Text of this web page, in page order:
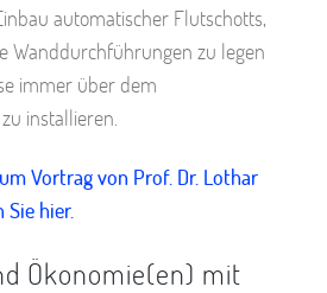
automatischer Flutschotts,
Wanddurchführungen zu legen
immer über dem
installieren.
Vortrag von Prof. Dr. Lothar
Sie hier.
Ökonomie(en) mit